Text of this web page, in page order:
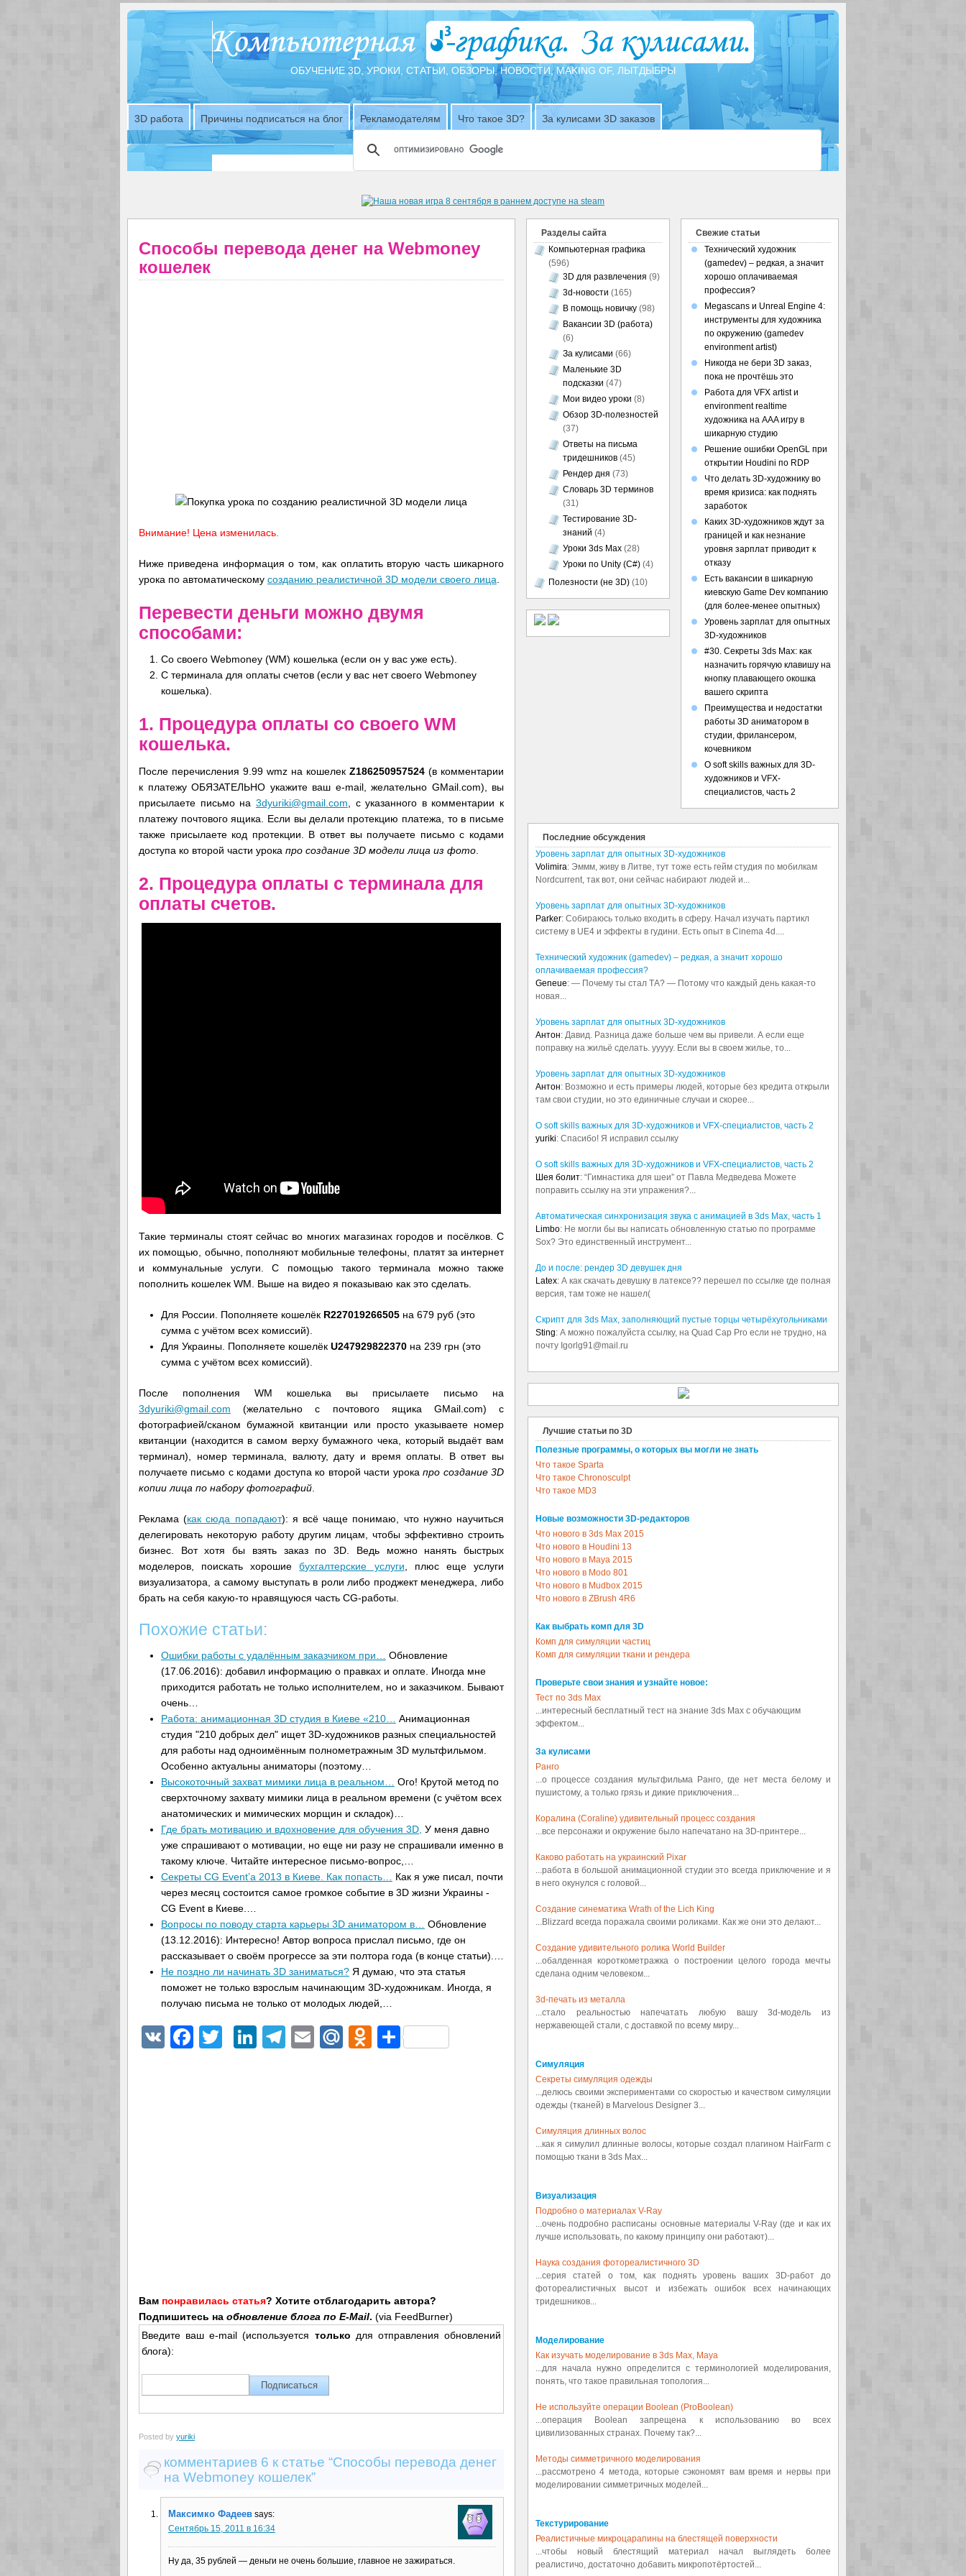
ОБУЧЕНИЕ 3D, УРОКИ, СТАТЬИ, ОБЗОРЫ, НОВОСТИ, MAKING OF, ЛЫТДЫБРЫ
3D работа Причины подписаться на блог Рекламодателям Что такое 3D? За кулисами 3D заказов
Способы перевода денег на Webmoney
кошелек
Внимание! Цена изменилась.
Ниже приведена информация о том, как оплатить вторую часть шикарного
урока по автоматическому созданию реалистичной 3D модели своего лица
Перевести деньги можно двумя
способами:
Со своего Webmoney (WM) кошелька (если он у вас уже есть).
С терминала для оплаты счетов (если у вас нет своего Webmoney
кошелька).
1. Процедура оплаты со своего WM
кошелька.
После перечисления 9.99 wmz на кошелек Z186250957524 (в комментарии
к платежу ОБЯЗАТЕЛЬНО укажите ваш e-mail, желательно GMail.com), вы
присылаете письмо на 3dyuriki@gmail.com , с указанного в комментарии к
платежу почтового ящика. Если вы делали протекцию платежа, то в письме
также присылаете код протекции. В ответ вы получаете письмо с кодами
доступа ко второй части урока про создание 3D модели лица из фото
2. Процедура оплаты с терминала для
оплаты счетов.
Такие терминалы стоят сейчас во многих магазинах городов и посёлков. С
их помощью, обычно, пополняют мобильные телефоны, платят за интернет
и коммунальные услуги. С помощью такого терминала можно также
пополнить кошелек WM. Выше на видео я показываю как это сделать.
Для России. Пополняете кошелёк R227019266505на 679 руб (это
сумма с учётом всех комиссий).
Для Украины. Пополняете кошелёк U247929822370на 239 грн (это
сумма с учётом всех комиссий).
После пополнения WM кошелька вы присылаете письмо на
3dyuriki@gmail.com (желательно с почтового ящика GMail.com) с
фотографией/сканом бумажной квитанции или просто указываете номер
квитанции (находится в самом верху бумажного чека, который выдаёт вам
терминал), номер терминала, валюту, дату и время оплаты. В ответ вы
получаете письмо с кодами доступа ко второй части урокапро создание 3D
копии лица по набору фотографий.
Реклама (как сюда попадают): я всё чаще понимаю, что нужно научиться
делегировать некоторую работу другим лицам, чтобы эффективно строить
бизнес. Вот хотя бы взять заказ по 3D. Ведь можно нанять быстрых
моделеров, поискать хорошиебухгалтерские услуги , плюс еще услуги
визуализатора, а самому выступать в роли либо проджект менеджера, либо
брать на себя какую-то нравящуюся часть CG-работы.
Похожие статьи:
Ошибки работы с удалённым заказчиком при…
Обновление
(17.06.2016): добавил информацию о правках и оплате. Иногда мне
приходится работать не только исполнителем, но и заказчиком. Бывают
очень…
Работа: анимационная 3D студия в Киеве «210…
Анимационная
студия "210 добрых дел" ищет 3D-художников разных специальностей
для работы над одноимённым полнометражным 3D мультфильмом.
Особенно актуальны аниматоры (поэтому…
Высокоточный захват мимики лица в реальном…
Ого! Крутой метод по
сверхточному захвату мимики лица в реальном времени (с учётом всех
анатомических и мимических морщин и складок)…
Где брать мотивацию и вдохновение для обучения 3D, У меня давно
уже спрашивают о мотивации, но еще ни разу не спрашивали именно в
такому ключе. Читайте интересное письмо-вопрос,…
Секреты CG Event’а 2013 в Киеве. Как попасть…
Как я уже писал, почти
через месяц состоится самое громкое событие в 3D жизни Украины -
CG Event в Киеве.…
Вопросы по поводу старта карьеры 3D аниматором в…
Обновление
(13.12.2016): Интересно! Автор вопроса прислал письмо, где он
рассказывает о своём прогрессе за эти полтора года (в конце статьи).…
Не поздно ли начинать 3D заниматься?Я думаю, что эта статья
поможет не только взрослым начинающим 3D-художникам. Иногда, я
получаю письма не только от молодых людей,…
VK Facebook
TwitterLinkedIn
Telegram
EmailMail.RuOdnoklassniki
Отправить
Вам понравилась статья? Хотите отблагодарить автора?
Подпишитесь на обновление блога по E-Mail. (via FeedBurner)
Введите ваш e-mail (используется только для отправления обновлений
блога):
Posted by yuriki
комментариев 6 к статье “Способы перевода денег
на Webmoney кошелек”
Максимко Фадеев says:
Сентябрь 15, 2011 в 16:34
Ну да, 35 рублей — деньги не очень большие, главное не зажираться.
Свежие статьи
Технический художник
(gamedev) – редкая, а значит
хорошо оплачиваемая
профессия?
Megascans и Unreal Engine 4:
инструменты для художника
по окружению (gamedev
environment artist)
Никогда не бери 3D заказ,
пока не прочтёшь это
Работа для VFX artist и
environment realtime
художника на AAA игру в
шикарную студию
Решение ошибки OpenGL при
открытии Houdini по RDP
Что делать 3D-художнику во
время кризиса: как поднять
заработок
Каких 3D-художников ждут за
границей и как незнание
уровня зарплат приводит к
отказу
Есть вакансии в шикарную
киевскую Game Dev компанию
(для более-менее опытных)
Уровень зарплат для опытных
3D-художников
#30. Секреты 3ds Max: как
назначить горячую клавишу на
кнопку плавающего окошка
вашего скрипта
Преимущества и недостатки
работы 3D аниматором в
студии, фрилансером,
кочевником
О soft skills важных для 3D-
художников и VFX-
специалистов, часть 2
Разделы сайта
Компьютерная графика
(596)
3D для развлечения (9)
3d-новости (165)
В помощь новичку (98)
Вакансии 3D (работа)
(6)
За кулисами (66)
Маленькие 3D
подсказки (47)
Мои видео уроки (8)
Обзор 3D-полезностей
(37)
Ответы на письма
тридешников (45)
Рендер дня (73)
Словарь 3D терминов
(31)
Тестирование 3D-
знаний (4)
Уроки 3ds Max (28)
Уроки по Unity (C#) (4)
Полезности (не 3D) (10)
Последние обсуждения
Уровень зарплат для опытных 3D-художников
Volimira: Эммм, живу в Литве, тут тоже есть гейм студия по мобилкам
Nordcurrent, так вот, они сейчас набирают людей и...
Уровень зарплат для опытных 3D-художников
Parker: Собираюсь только входить в сферу. Начал изучать партикл
систему в UE4 и эффекты в гудини. Есть опыт в Cinema 4d....
Технический художник (gamedev) – редкая, а значит хорошо
оплачиваемая профессия?
Geneue: — Почему ты стал ТА? — Потому что каждый день какая-то
новая...
Уровень зарплат для опытных 3D-художников
Антон: Давид. Разница даже больше чем вы привели. А если еще
поправку на жильё сделать. ууууу. Если вы в своем жилье, то...
Уровень зарплат для опытных 3D-художников
Антон: Возможно и есть примеры людей, которые без кредита открыли
там свои студии, но это единичные случаи и скорее...
О soft skills важных для 3D-художников и VFX-специалистов, часть 2
yuriki: Спасибо! Я исправил ссылку
О soft skills важных для 3D-художников и VFX-специалистов, часть 2
Шея болит: “Гимнастика для шеи” от Павла Медведева Можете
поправить ссылку на эти упражения?...
Автоматическая синхронизация звука с анимацией в 3ds Max, часть 1
Limbo: Не могли бы вы написать обновленную статью по программе
Sox? Это единственный инструмент...
До и после: рендер 3D девушек дня
Latex: А как скачать девушку в латексе?? перешел по ссылке где полная
версия, там тоже не нашел(
Скрипт для 3ds Max, заполняющий пустые торцы четырёхугольниками
Sting: А можно пожалуйста ссылку, на Quad Cap Pro если не трудно, на
почту Igorlg91@mail.ru
Лучшие статьи по 3D
Полезные программы, о которых вы могли не знать
Что такое Sparta
Что такое Chronosculpt
Что такое MD3
Новые возможности 3D-редакторов
Что нового в 3ds Max 2015
Что нового в Houdini 13
Что нового в Maya 2015
Что нового в Modo 801
Что нового в Mudbox 2015
Что нового в ZBrush 4R6
Как выбрать комп для 3D
Комп для симуляции частиц
Комп для симуляции ткани и рендера
Проверьте свои знания и узнайте новое:
Тест по 3ds Max
...интересный бесплатный тест на знание 3ds Max с обучающим
эффектом...
За кулисами
Ранго
...о процессе создания мультфильма Ранго, где нет места белому и
пушистому, а только грязь и дикие приключения...
Коралина (Coraline) удивительный процесс создания
...все персонажи и окружение было напечатано на 3D-принтере...
Каково работать на украинский Pixar
...работа в большой анимационной студии это всегда приключение и я
в него окунулся с головой...
Создание синематика Wrath of the Lich King
...Blizzard всегда поражала своими роликами. Как же они это делают...
Создание удивительного ролика World Builder
...обалденная короткометражка о построении целого города мечты
сделана одним человеком...
3d-печать из металла
...стало реальностью напечатать любую вашу 3d-модель из
нержавеющей стали, с доставкой по всему миру...
Симуляция
Секреты симуляция одежды
...делюсь своими экспериментами со скоростью и качеством симуляции
одежды (тканей) в Marvelous Designer 3...
Симуляция длинных волос
...как я симулил длинные волосы, которые создал плагином HairFarm с
помощью ткани в 3ds Max...
Визуализация
Подробно о материалах V-Ray
...очень подробно расписаны основные материалы V-Ray (где и как их
лучше использовать, по какому принципу они работают)...
Наука создания фотореалистичного 3D
...серия статей о том, как поднять уровень ваших 3D-работ до
фотореалистичных высот и избежать ошибок всех начинающих
тридешников...
Моделирование
Как изучать моделирование в 3ds Max, Maya
...для начала нужно определится с терминологией моделирования,
понять, что такое правильная топология...
Не используйте операции Boolean (ProBoolean)
...операция Boolean запрещена к использованию во всех
цивилизованных странах. Почему так?...
Методы симметричного моделирования
...рассмотрено 4 метода, которые сэкономят вам время и нервы при
моделировании симметричных моделей...
Текстурирование
Реалистичные микроцарапины на блестящей поверхности
...чтобы новый блестящий материал начал выглядеть более
реалистичо, достаточно добавить микропотёртостей...